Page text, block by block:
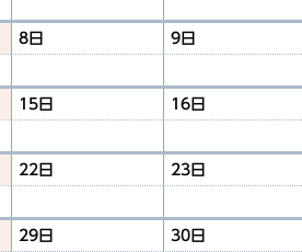
8日 9日
15日 16日
22日 23日
29日 30日